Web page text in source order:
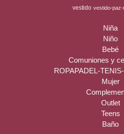
vestido vestido-paz-
Niña
Niño
Bebé
Comuniones y
ROPAPADEL-
Mujer
Outlet
Teens
Baño